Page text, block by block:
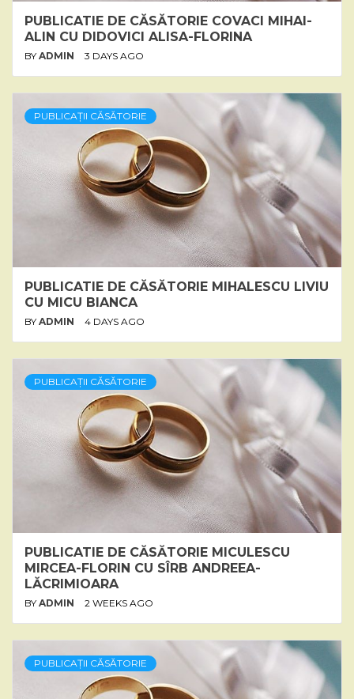
PUBLICATIE DE CĂSĂTORIE COVACI MIHAI-
ALIN CU DIDOVICI ALISA-FLORINA
BY ADMIN 3 DAYS AGO
PUBLICAȚII CĂSĂTORIE
PUBLICATIE DE CĂSĂTORIE MIHALESCU LIVIU
CU MICU BIANCA
BY ADMIN 4 DAYS AGO
PUBLICAȚII CĂSĂTORIE
PUBLICATIE DE CĂSĂTORIE MICULESCU
MIRCEA-FLORIN CU SÎRB ANDREEA-
LĂCRIMIOARA
BY ADMIN 2 WEEKS AGO
PUBLICAȚII CĂSĂTORIE